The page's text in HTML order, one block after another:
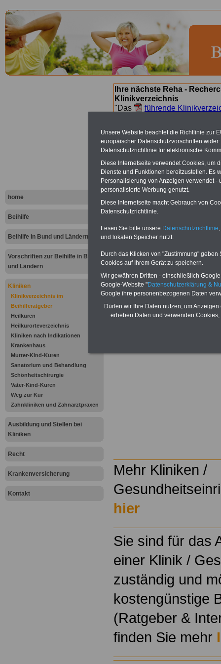
home
Beihilfe
Beihilfe in Bund und Ländern
Vorschriften zur Beihilfe in Bund
und Ländern
Kliniken
Klinikverzeichnis im
Beihilferatgeber
Heilkuren
Heilkurorteverzeichnis
Kliniken nach Indikationen
Krankenhaus
Mutter-Kind-Kuren
Sanatorium und Behandlung
Schönheitschirurgie
Vater-Kind-Kuren
Weg zur Kur
Zahnkliniken und Zahnarztpraxen
Ausbildung und Stellen bei
Kliniken
Recht
Krankenversicherung
Kontakt
Ihre nächste Reha -
Klinikverzeichnis
"Das
führende
suchen. Beamtinnen und
Angebote nach
Bad
Arkauwald
Schmerzklinik
Arkaustr.
97980 Bad
.
.
Mehr Kliniken /
hier
Sie sind für das
einer Klinik /
zuständig und
kostengünstige
(Ratgeber &
finden Sie mehr
Unsere Website beachtet die Richtlinie zur
europäischer Datenschutzvorschriften
Datenschutzrichtlinie für elektronische
Diese Internetseite verwendet Cookies, um
Dienste und Funktionen bereitzustellen. Es
Personalisierung von Anzeigen verwendet
personalisierte Werbung genutzt.
Diese Internetseite macht Gebrauch von
Datenschutzrichtlinie.
Lesen Sie bitte unsere Datenschutzrichtlinie
und lokalen Speicher nutzt.
Durch das Klicken von "Zustimmung"
Cookies auf Ihrem Gerät zu speichern.
Wir gewähren Dritten - einschließlich
Google-Website "Datenschutzerklärung &
Google ihre personenbezogenen Daten
Dürfen wir Ihre Daten nutzen, um
erheben Daten und verwenden